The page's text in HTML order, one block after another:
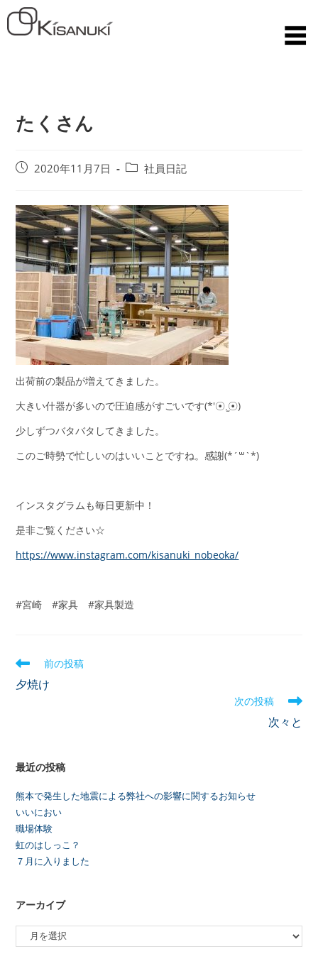
たくさん
2020年11月7日 社員日記
出荷前の製品が増えてきました。
大きい什器が多いので圧迫感がすごいです(*′☉.̫☉)
少しずつバタバタしてきました。
このご時勢で忙しいのはいいことですね。感謝(*´꒳`*)
インスタグラムも毎日更新中！
是非ご覧ください☆
https://www.instagram.com/kisanuki_nobeoka/
#宮崎 #家具 #家具製造
前の投稿
夕焼け
次の投稿
次々と
最近の投稿
熊本で発生した地震による弊社への影響に関するお知らせ
いいにおい
職場体験
虹のはしっこ？
７月に入りました
アーカイブ